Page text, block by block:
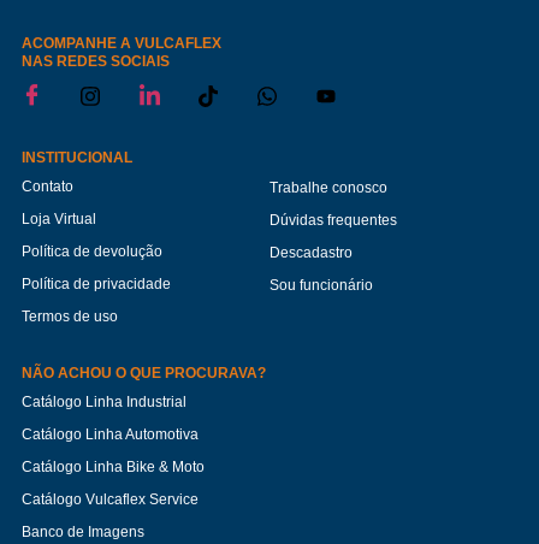
ACOMPANHE A VULCAFLEX
NAS REDES SOCIAIS
INSTITUCIONAL
Contato
Loja Virtual
Política de devolução
Política de privacidade
Termos de uso
Trabalhe conosco
Dúvidas frequentes
Descadastro
Sou funcionário
NÃO ACHOU O QUE PROCURAVA?
Catálogo Linha Industrial
Catálogo Linha Automotiva
Catálogo Linha Bike & Moto
Catálogo Vulcaflex Service
Banco de Imagens